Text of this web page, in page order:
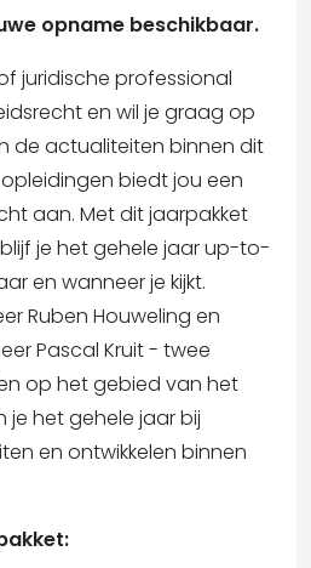
opname beschikbaar.
juridische professional
en wil je graag op
de actualiteiten binnen dit
biedt jou een
aan. Met dit jaarpakket
je het gehele jaar up-to-
en wanneer je kijkt.
Ruben Houweling en
Pascal Kruit - twee
op het gebied van het
het gehele jaar bij
en ontwikkelen binnen